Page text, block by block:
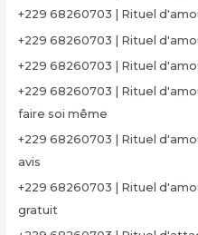
+229 68260703 | Rituel
+229 68260703 | Rituel
+229 68260703 | Rituel
+229 68260703 | Rituel
faire soi même
+229 68260703 | Rituel
avis
+229 68260703 | Rituel
gratuit